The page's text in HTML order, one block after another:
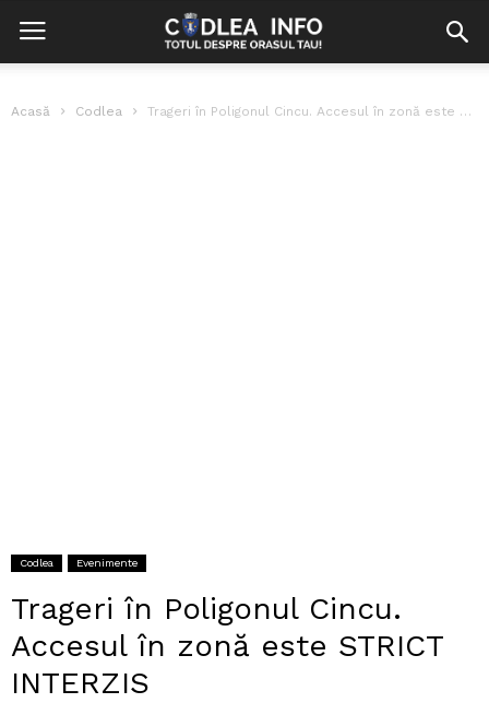
Acasă Codlea Trageri în Poligonul Cincu. Accesul în zonă este STRICT INTERZIS
Codlea Evenimente
Trageri în Poligonul Cincu.
Accesul în zonă este STRICT
INTERZIS